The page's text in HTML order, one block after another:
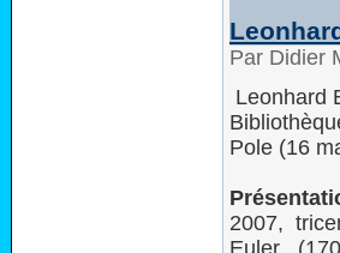
Par Didier
Leonhard
Pole (16
2007,
Euler